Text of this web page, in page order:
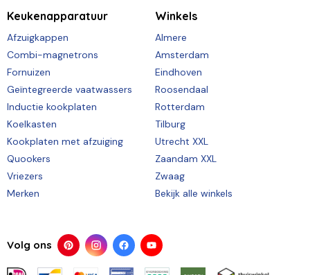
Keukenapparatuur
Afzuigkappen
Combi-magnetrons
Fornuizen
Geïntegreerde vaatwassers
Inductie kookplaten
Koelkasten
Kookplaten met afzuiging
Quookers
Vriezers
Merken
Winkels
Almere
Amsterdam
Eindhoven
Roosendaal
Rotterdam
Tilburg
Utrecht XXL
Zaandam XXL
Zwaag
Bekijk alle winkels
Volg ons